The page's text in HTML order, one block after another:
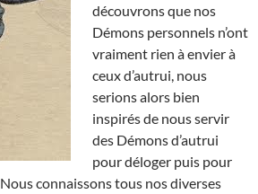
découvrons que nos
Démons personnels n’ont
vraiment rien à envier à
ceux d’autrui, nous
serions alors bien
inspirés de nous servir
des Démons d’autrui
pour déloger puis pour
connaissons tous nos diverses